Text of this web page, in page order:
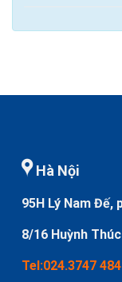
Hà Nội
95H Lý Nam Đế,
8/16 Huỳnh
Tel:024.3747